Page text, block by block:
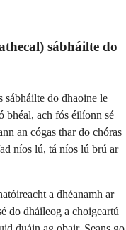
sábháilte do
sábháilte do dhaoine le
bhéal, ach fós éilíonn sé
an cógas thar do chóras
níos lú, tá níos lú brú ar
a dhéanamh ar
do dháileog a choigeartú